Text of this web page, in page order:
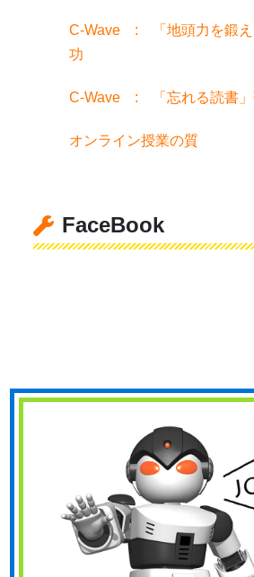
C-Wave : 「地頭力を
功
C-Wave : 「忘れる読書
オンライン授業の質
FaceBook